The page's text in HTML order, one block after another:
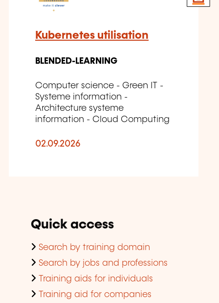
Kubernetes utilisation
BLENDED-LEARNING
Computer science - Green IT -
Systeme information -
Architecture systeme
information - Cloud Computing
02.09.2026
Quick access
Search by training domain
Search by jobs and professions
Training aids for individuals
Training aid for companies